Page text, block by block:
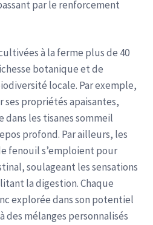
par le renforcement
à la ferme plus de 40
botanique et de
locale. Par exemple,
ses propriétés apaisantes,
dans les tisanes sommeil
profond. Par ailleurs, les
fenouil s’emploient pour
soulageant les sensations
la digestion. Chaque
explorée dans son potentiel
mélanges personnalisés